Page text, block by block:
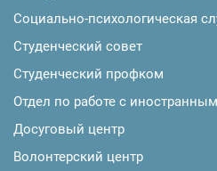
Социально-психологическая
Студенческий совет
Студенческий профком
Отдел по работе с
Досуговый центр
Волонтерский центр